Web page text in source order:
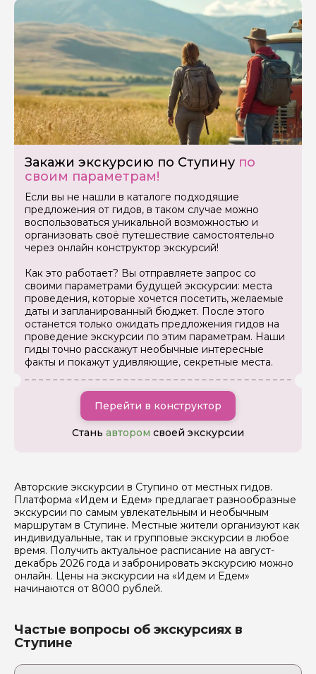
Закажи экскурсию по Ступину по
своим параметрам!
Если вы не нашли в каталоге подходящие
предложения от гидов, в таком случае можно
воспользоваться уникальной возможностью и
организовать своё путешествие самостоятельно
через онлайн конструктор экскурсий!
Как это работает? Вы отправляете запрос со
своими параметрами будущей экскурсии: места
проведения, которые хочется посетить, желаемые
даты и запланированный бюджет. После этого
останется только ожидать предложения гидов на
проведение экскурсии по этим параметрам. Наши
гиды точно расскажут необычные интересные
факты и покажут удивляющие, секретные места.
Перейти в конструктор
Стань автором своей экскурсии
Авторские экскурсии в Ступино от местных гидов.
Платформа «Идем и Едем» предлагает разнообразные
экскурсии по самым увлекательным и необычным
маршрутам в Ступине. Местные жители организуют как
индивидуальные, так и групповые экскурсии в любое
время. Получить актуальное расписание на август-
декабрь 2026 года и забронировать экскурсию можно
онлайн. Цены на экскурсии на «Идем и Едем»
начинаются от 8000 рублей.
Частые вопросы об экскурсиях в
Ступине
Задайте свой вопрос гиду
Как вас зовут
Ваш номер телефона
Если у вас есть интересующие вопросы, можете их
Я даю своё согласие на обработку персональных
Отправить